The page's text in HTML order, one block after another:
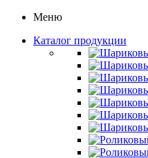
Меню
Каталог продукции